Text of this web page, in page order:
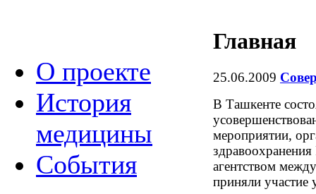
О проекте
История
медицины
События
Главная
25.06.2009
В Ташкенте
мероприятии,
агентством
приняли участие